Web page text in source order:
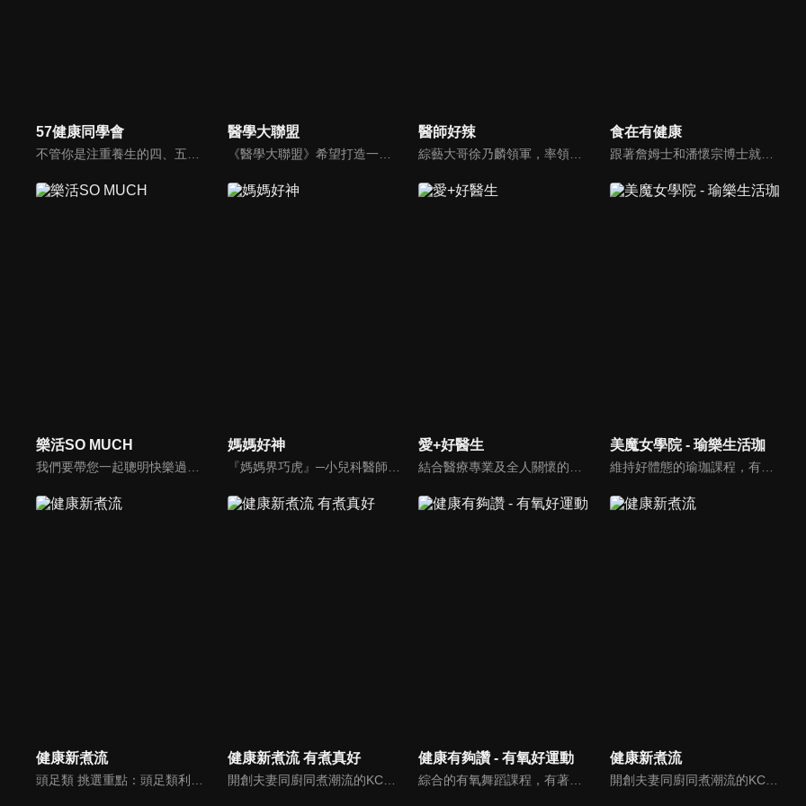
57健康同學會 醫學大聯盟 醫師好辣 食在有健康
跟著詹姆士和潘懷宗博士就能輕鬆學料理！只是品嚐美食之餘，身體健康也要懂得把關，每集都會傳授生活健康資訊，破除一般飲食迷思，讓大家吃得美味、活得健康！
樂活SO MUCH 媽媽好神 愛+好醫生 美魔女學院 - 瑜樂生活珈
維持好體態的瑜珈課程，有著豐富的瑜珈姿勢，伸展筋骨舒緩全身疲勞，緊緻肌肉線條，不只能雕塑美美的身材也能夠讓身心靈都暢快健康，跟上我們的腳步一起踏上瑜樂生活珈，輕鬆好上手，快樂享瘦！
健康新煮流
頭足類 挑選重點：頭足類利用清洗時去除內臟可以降低膽固醇的攝取。挑選雙眼清澈明亮，眼球稍微凸出，肉質結實有彈性為佳。身體具透明感，觸腕或是吸盤一碰到活體就會吸附住便是新鮮的。
健康新煮流 有煮真好
開創夫妻同廚同煮潮流的KC夫婦，繼《健康醫食代》後，走出攝影棚，帶大家全台走透透，發掘上帝賞賜的美味食材，內容融合新加坡南洋風和客家純樸味，加上台灣獨特的閩南風情，互相激盪交織出的火花，打造出獨一無二的美食節目。
健康有夠讚 - 有氧好運動
綜合的有氧舞蹈課程，有著多元舞蹈搭配上輕快的音樂，踩踏著有氧的步伐，從頭到腳喚醒身體的肌肉，不只是雕塑美美的身材也能夠讓身心靈都暢快健康，跟上我們的腳步一起踏上有氧好運動，讓你更加活力滿滿，快樂享瘦！
健康新煮流
開創夫妻同廚同煮潮流的KC夫婦，繼《健康醫食代》後，走出攝影棚，帶大家全台走透透，發掘上帝賞賜的美味食材，內容融合新加坡南洋風和客家純樸味，加上台灣獨特的閩南風情，互相激盪交織出的火花，打造出獨一無二的美食節目。